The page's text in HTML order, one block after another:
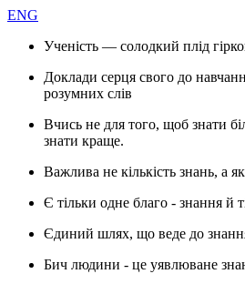
ENG
Ученість — солодкий плід
Доклади серця свого до
розумних слів
Вчись не для того, щоб знати
знати краще.
Важлива не кількість знань, а
Є тільки одне благо - знання й
Єдиний шлях, що веде до
Бич людини - це уявлюване